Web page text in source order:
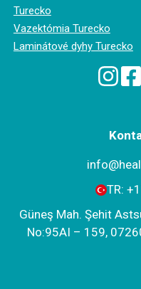
Turecko
Vazektómia Turecko
Laminátové dyhy Turecko
TR:
Güneş Mah. Şehit
No:95AI – 159,